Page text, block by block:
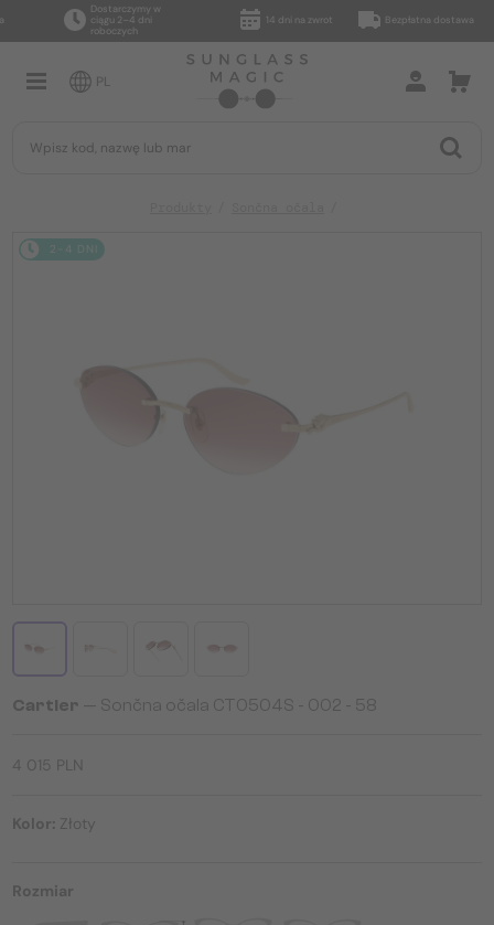
Dostarczymy w
ciągu 2–4 dni
roboczych
14 dni na zwrot Bezpłatna dostawa
PL
2-4 DNI
Cartier — Sončna očala CT0504S - 002 - 58
4 015 PLN
Kolor: Złoty
Rozmiar